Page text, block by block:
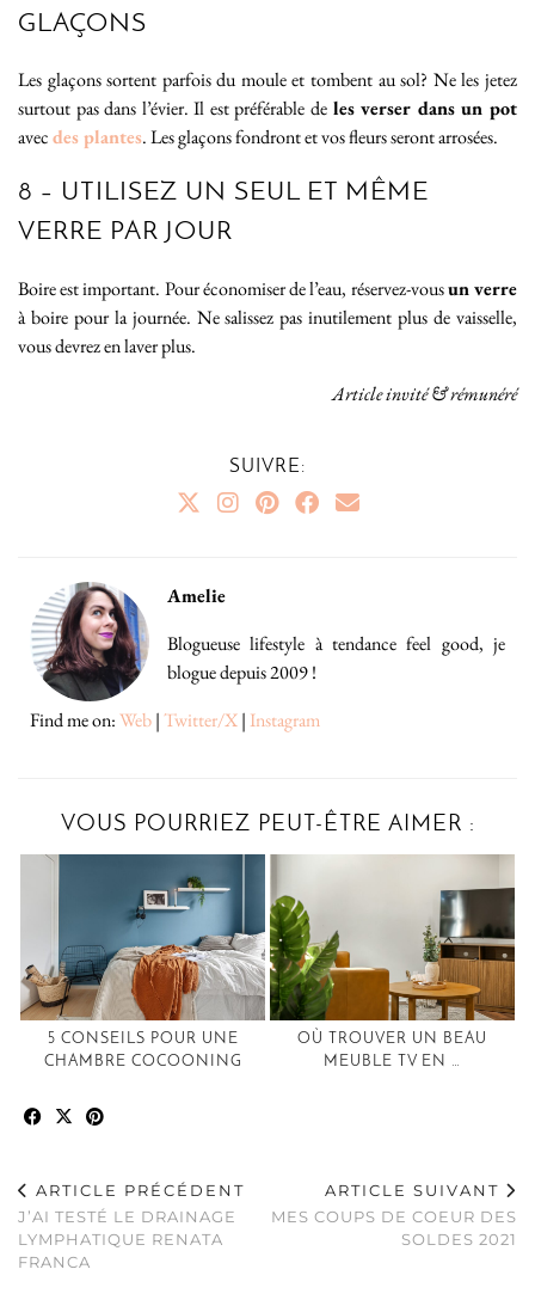
GLAÇONS
Les glaçons sortent parfois du moule et tombent au sol? Ne les jetez
surtout pas dans l’évier. Il est préférable de les verser dans un pot
avecdes plantes. Les glaçons fondront et vos fleurs seront arrosées.
8 – UTILISEZ UN SEUL ET MÊME
VERRE PAR JOUR
Boire est important. Pour économiser de l’eau, réservez-vousun verre
à boire pour la journée. Ne salissez pas inutilement plus de vaisselle,
vous devrez en laver plus.
Article invité & rémunéré
SUIVRE:
Amelie
Blogueuse lifestyle à tendance feel good, je
blogue depuis 2009 !
Find me on:Web|Twitter/X| Instagram
VOUS POURRIEZ PEUT-ÊTRE AIMER :
5 CONSEILS POUR UNE
CHAMBRE COCOONING
OÙ TROUVER UN BEAU
MEUBLE TV EN …
ARTICLE PRÉCÉDENT
J’AI TESTÉ LE DRAINAGE
LYMPHATIQUE RENATA
FRANCA
ARTICLE SUIVANT
MES COUPS DE COEUR DES
SOLDES 2021